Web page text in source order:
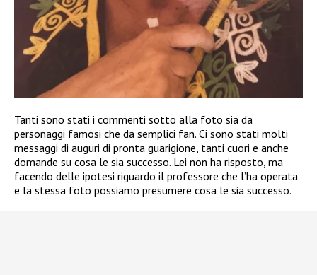
Tanti sono stati i commenti sotto alla foto sia da
personaggi famosi che da semplici fan. Ci sono stati molti
messaggi di auguri di pronta guarigione, tanti cuori e anche
domande su cosa le sia successo. Lei non ha risposto, ma
facendo delle ipotesi riguardo il professore che l’ha operata
e la stessa foto possiamo presumere cosa le sia successo.